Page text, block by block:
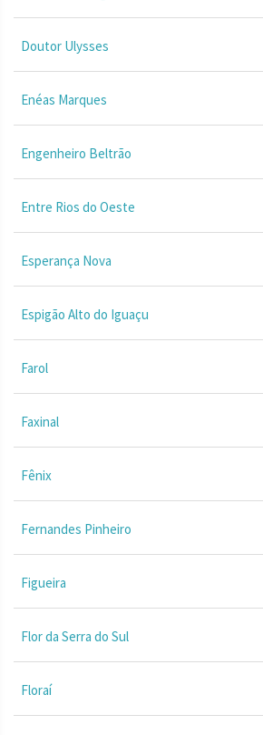
Doutor Ulysses
Enéas Marques
Engenheiro Beltrão
Entre Rios do Oeste
Esperança Nova
Espigão Alto do Iguaçu
Farol
Faxinal
Fênix
Fernandes Pinheiro
Figueira
Flor da Serra do Sul
Floraí